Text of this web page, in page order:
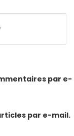
par e-
par e-mail.